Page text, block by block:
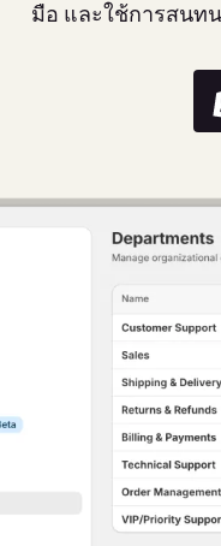
มือ และใช้การสนท